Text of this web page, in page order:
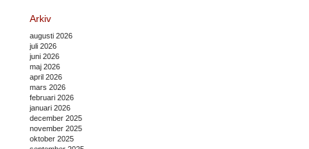
Arkiv
augusti 2026
juli 2026
juni 2026
maj 2026
april 2026
mars 2026
februari 2026
januari 2026
december 2025
november 2025
oktober 2025